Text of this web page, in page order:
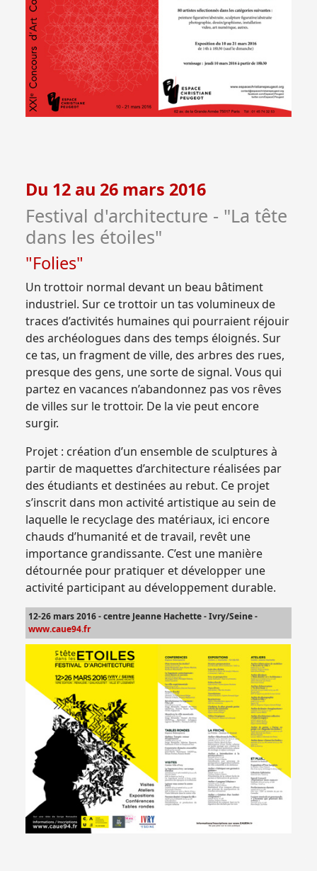
Du 12 au 26 mars 2016
Festival d'architecture - "La tête
dans les étoiles"
"Folies"
Un trottoir normal devant un beau bâtiment
industriel. Sur ce trottoir un tas volumineux de
traces d’activités humaines qui pourraient réjouir
des archéologues dans des temps éloignés. Sur
ce tas, un fragment de ville, des arbres des rues,
presque des gens, une sorte de signal. Vous qui
partez en vacances n’abandonnez pas vos rêves
de villes sur le trottoir. De la vie peut encore
surgir.
Projet : création d’un ensemble de sculptures à
partir de maquettes d’architecture réalisées par
des étudiants et destinées au rebut. Ce projet
s’inscrit dans mon activité artistique au sein de
laquelle le recyclage des matériaux, ici encore
chauds d’humanité et de travail, revêt une
importance grandissante. C’est une manière
détournée pour pratiquer et développer une
activité participant au développement durable.
12-26 mars 2016 - centre Jeanne Hachette - Ivry/Seine -
www.caue94.fr